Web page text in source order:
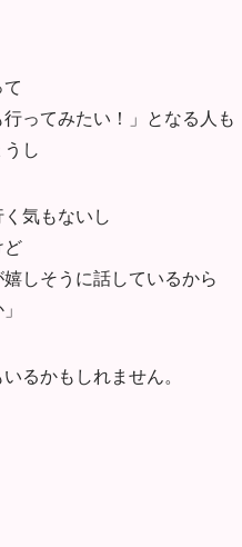
行ってみたい！」となる人も
し
く気もないし
ど
しそうに話しているから
るかもしれません。